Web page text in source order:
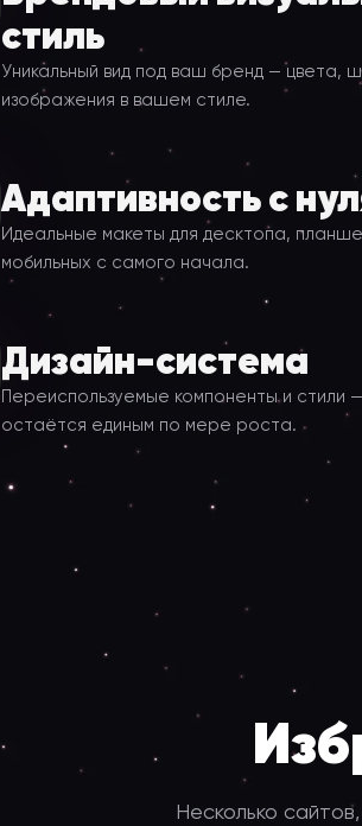
стиль
Уникальный вид под ваш бренд — цвета,
изображения в вашем стиле.
Адаптивность с
Идеальные макеты для десктопа,
мобильных с самого начала.
Дизайн-система
Переиспользуемые компоненты и стили
остаётся единым по мере роста.
Несколько